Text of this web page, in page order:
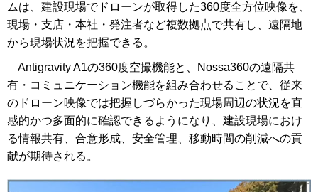
ムは、建設現場でドローンが取得した360度全方位映像を、
現場・支店・本社・発注者など複数拠点で共有し、遠隔地
から現場状況を把握できる。
Antigravity A1の360度空撮機能と、Nossa360の遠隔共
有・コミュニケーション機能を組み合わせることで、従来
のドローン映像では把握しづらかった現場周辺の状況を直
感的かつ多面的に確認できるようになり、建設現場におけ
る情報共有、合意形成、安全管理、移動時間の削減への貢
献が期待される。